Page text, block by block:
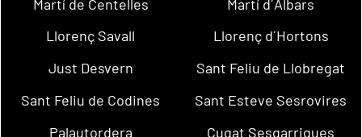
Martí de Centelles
Martí d´Albars
Llorenç Savall
Llorenç d´Hortons
Just Desvern
Sant Feliu de Llobregat
Sant Feliu de Codines
Sant Esteve Sesrovires
Palautordera
Cugat Sesgarrigues